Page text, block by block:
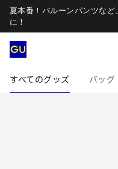
夏本番！バルーンパンツな
に！
すべてのグッズ バッグ